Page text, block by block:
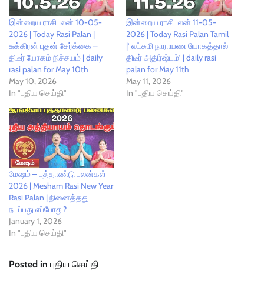
இன்றைய ராசிபலன் 10-05-
2026 | Today Rasi Palan |
சுக்கிரன் புதன் சேர்க்கை –
திடீர் யோகம் நிச்சயம் | daily
rasi palan for May 10th
May 10, 2026
In "புதிய செய்தி"
இன்றைய ராசிபலன் 11-05-
2026 | Today Rasi Palan Tamil
|’ லட்சுமி நாராயண யோகத்தால்
திடீர் அதிர்ஷ்டம்’ | daily rasi
palan for May 11th
May 11, 2026
In "புதிய செய்தி"
மேஷம் – புத்தாண்டு பலன்கள்
2026 | Mesham Rasi New Year
Rasi Palan | நினைத்தது
நடப்பது எப்போது?
January 1, 2026
In "புதிய செய்தி"
Posted in புதிய செய்தி